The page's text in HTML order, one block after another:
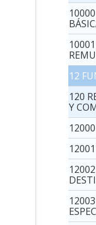
12
120
Y